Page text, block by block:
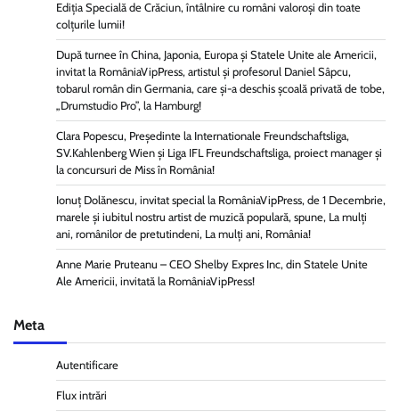
Ediția Specială de Crăciun, întâlnire cu români valoroși din toate
colțurile lumii!
După turnee în China, Japonia, Europa și Statele Unite ale Americii,
invitat la RomâniaVipPress, artistul și profesorul Daniel Sâpcu,
tobarul român din Germania, care și-a deschis școală privată de tobe,
„Drumstudio Pro”, la Hamburg!
Clara Popescu, Președinte la Internationale Freundschaftsliga,
SV.Kahlenberg Wien şi Liga IFL Freundschaftsliga, proiect manager și
la concursuri de Miss în România!
Ionuț Dolănescu, invitat special la RomâniaVipPress, de 1 Decembrie,
marele și iubitul nostru artist de muzică populară, spune, La mulți
ani, românilor de pretutindeni, La mulți ani, România!
Anne Marie Pruteanu – CEO Shelby Expres Inc, din Statele Unite
Ale Americii, invitată la RomâniaVipPress!
Meta
Autentificare
Flux intrări